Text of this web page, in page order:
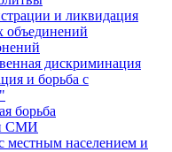
и ликвидация
объединений
дискриминация
и борьба с
борьба
СМИ
местным населением и